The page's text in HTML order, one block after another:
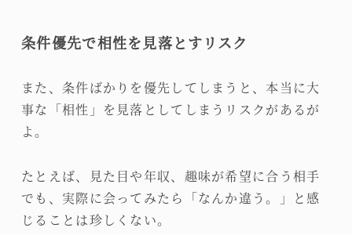
条件優先で相性を見落とすリスク
また、条件ばかりを優先してしまうと、本当に大
事な「相性」を見落としてしまうリスクがあるが
よ。
たとえば、見た目や年収、趣味が希望に合う相手
でも、実際に会ってみたら「なんか違う。」と感
じることは珍しくない。